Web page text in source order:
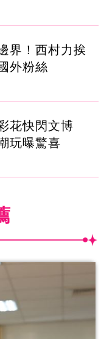
界！西村力挨
外粉絲
花快閃文博
玩曝驚喜